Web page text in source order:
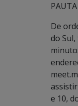
De
do
e 10,